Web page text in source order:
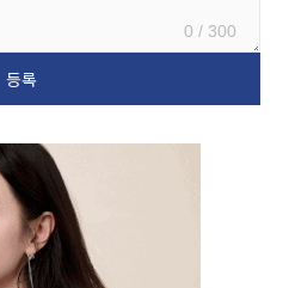
0 / 300